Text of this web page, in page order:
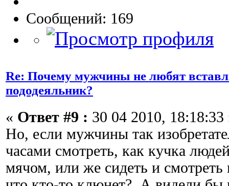
Сообщений: 169
Re: Почему мужчины не любят
пододеяльник?
« Ответ #9 : 30 04 2010, 18:18:33
Но, если мужчины так
часами смотреть, как кучка
мячом, или же сидеть и смотреть